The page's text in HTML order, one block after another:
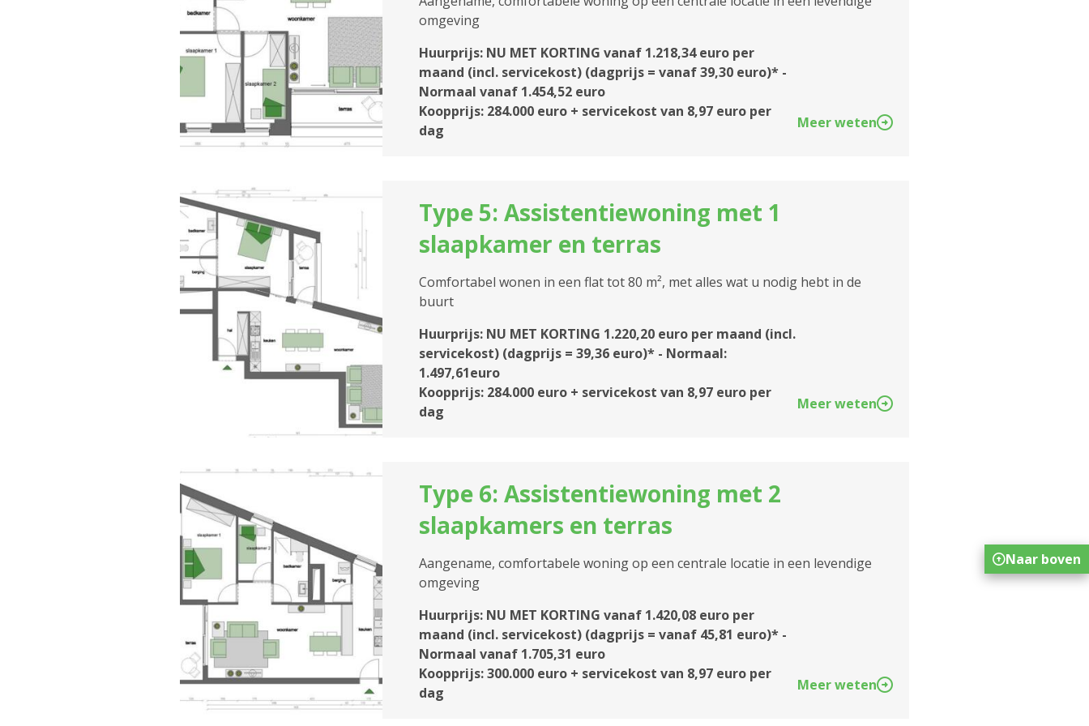
omgeving
Huurprijs: NU MET KORTING vanaf 1.218,34 euro per
maand (incl. servicekost) (dagprijs = vanaf 39,30 euro)* -
Normaal vanaf 1.454,52 euro
Koopprijs: 284.000 euro + servicekost van 8,97 euro per
dag
Meer weten
Type 5: Assistentiewoning met 1
slaapkamer en terras
Comfortabel wonen in een flat tot 80 m², met alles wat u nodig hebt in de
buurt
Huurprijs: NU MET KORTING 1.220,20 euro per maand (incl.
servicekost) (dagprijs = 39,36 euro)* - Normaal:
1.497,61euro
Koopprijs: 284.000 euro + servicekost van 8,97 euro per
dag
Meer weten
Type 6: Assistentiewoning met 2
slaapkamers en terras
Aangename, comfortabele woning op een centrale locatie in een levendige
omgeving
Huurprijs: NU MET KORTING vanaf 1.420,08 euro per
maand (incl. servicekost) (dagprijs = vanaf 45,81 euro)* -
Normaal vanaf 1.705,31 euro
Koopprijs: 300.000 euro + servicekost van 8,97 euro per
dag
Meer weten
Naar boven